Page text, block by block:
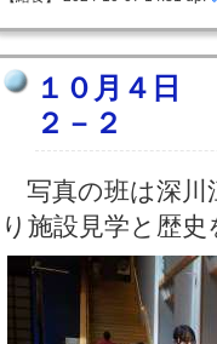
１０月４日
２－２
写真の班は深川
り施設見学と歴